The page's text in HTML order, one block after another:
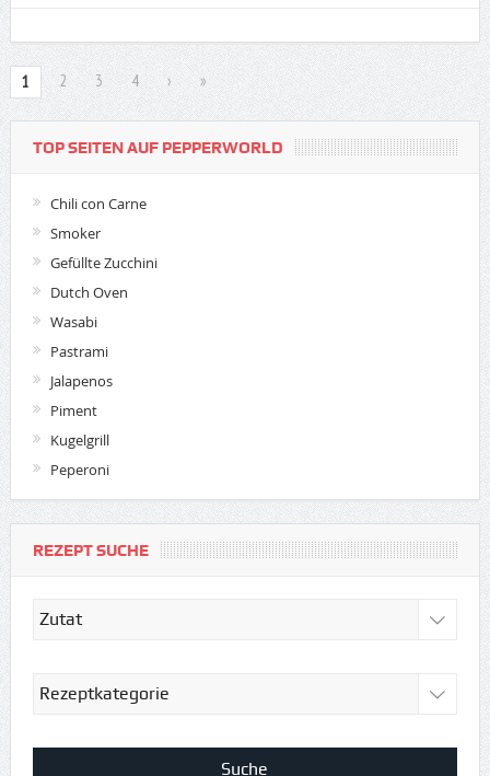
1 2 3 4 › »
TOP SEITEN AUF PEPPERWORLD
Chili con Carne
Smoker
Gefüllte Zucchini
Dutch Oven
Wasabi
Pastrami
Jalapenos
Piment
Kugelgrill
Peperoni
REZEPT SUCHE